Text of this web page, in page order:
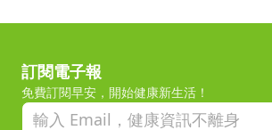
訂閱電子報
免費訂閱早安，開始健康新生活！